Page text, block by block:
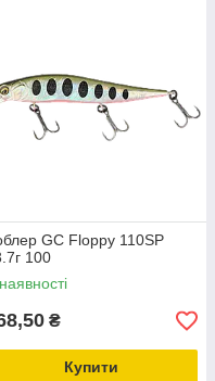
GC Floppy 110SP
100
₴
Купити